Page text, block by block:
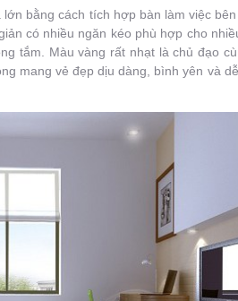
bằng cách tích hợp bàn làm việc
có nhiều ngăn kéo phù hợp cho
tắm. Màu vàng rất nhạt là chủ đạo
mang vẻ đẹp dịu dàng, bình yên và